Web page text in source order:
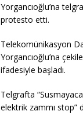
Yorgancıoğlu’na
protesto etti.
Telekomünikasyon
Yorgancıoğlu’na
ifadesiyle başladı.
Telgrafta
elektrik zammı stop”